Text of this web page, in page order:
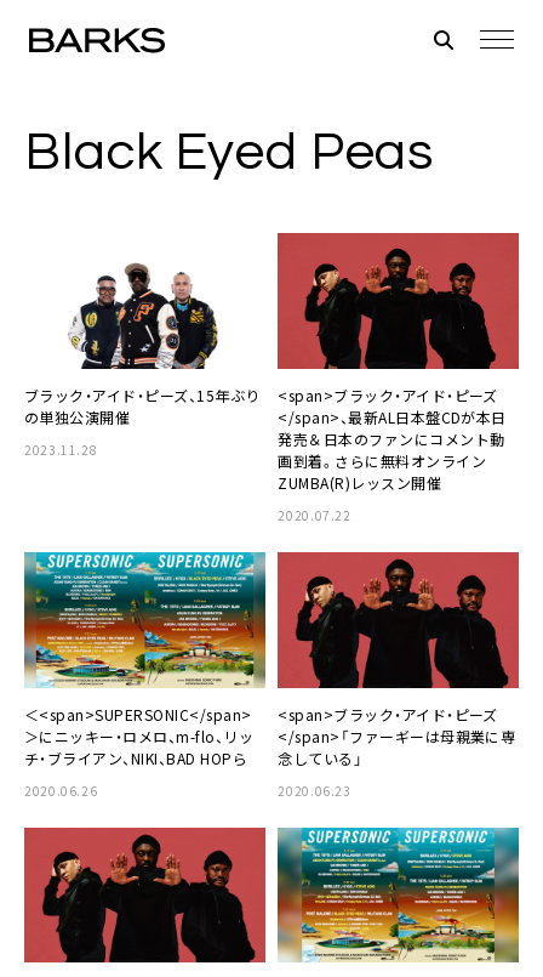
Black Eyed Peas
ブラック・アイド・ピーズ、15年ぶり
の単独公演開催
2023.11.28
<span>ブラック・アイド・ピーズ
</span>、最新AL日本盤CDが本日
発売＆日本のファンにコメント動
画到着。さらに無料オンライン
ZUMBA(R)レッスン開催
2020.07.22
＜<span>SUPERSONIC</span>
＞にニッキー・ロメロ、m-flo、リッ
チ・ブライアン、NIKI、BAD HOPら
2020.06.26
<span>ブラック・アイド・ピーズ
</span>「ファーギーは母親業に専
念している」
2020.06.23